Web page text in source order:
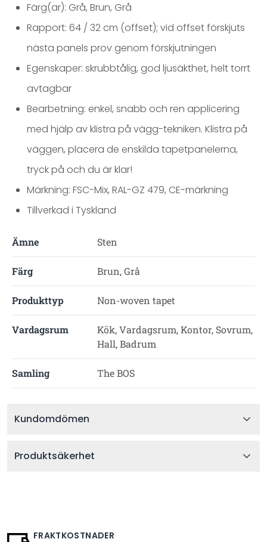
Färg(ar): Grå, Brun, Grå
Rapport: 64 / 32 cm (offset); vid offset förskjuts
nästa panels prov genom förskjutningen
Egenskaper: skrubbtålig, god ljusäkthet, helt torrt
avtagbar
Bearbetning: enkel, snabb och ren applicering
med hjälp av klistra på vägg-tekniken. Klistra på
väggen, placera de enskilda tapetpanelerna,
tryck på och du är klar!
Märkning: FSC-Mix, RAL-GZ 479, CE-märkning
Tillverkad i Tyskland
Ämne Sten
Färg Brun, Grå
Produkttyp Non-woven tapet
Vardagsrum
Kök, Vardagsrum, Kontor, Sovrum,
Hall, Badrum
Samling The BOS
Kundomdömen
Produktsäkerhet
FRAKTKOSTNADER